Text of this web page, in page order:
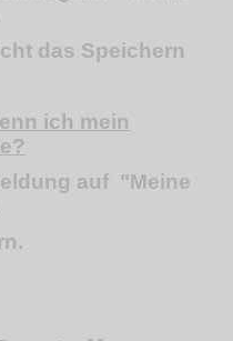
das Speichern
ich mein
auf "Meine